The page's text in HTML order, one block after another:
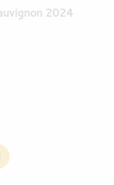
2024